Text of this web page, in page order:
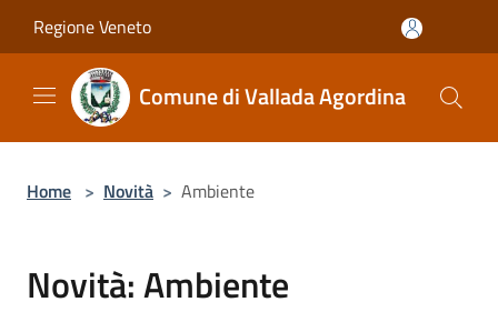
Regione Veneto
Comune di Vallada Agordina
Home > Novità > Ambiente
Novità: Ambiente